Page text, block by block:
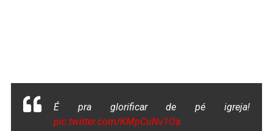
É pra glorificar de pé igreja!
pic.twitter.com/KMpCuNv1Oa